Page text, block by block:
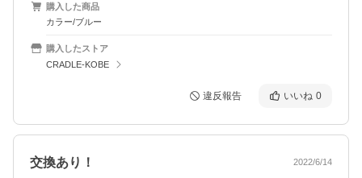
購入した商品
カラー/ブルー
購入したストア
CRADLE-KOBE
違反報告 いいね 0
交換あり！ 2022/6/14